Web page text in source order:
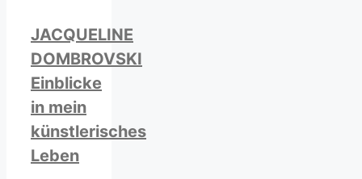
JACQUELINE
DOMBROVSKI
Einblicke
in mein
künstlerisches
Leben